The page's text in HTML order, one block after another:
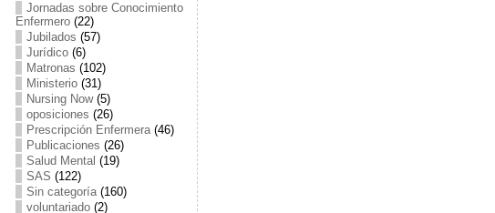
Jornadas sobre Conocimiento
Enfermero(22)
Jubilados (57)
Jurídico(6)
Matronas (102)
Ministerio(31)
Nursing Now(5)
oposiciones (26)
Prescripción Enfermera(46)
Publicaciones (26)
Salud Mental (19)
SAS (122)
Sin categoría(160)
voluntariado(2)